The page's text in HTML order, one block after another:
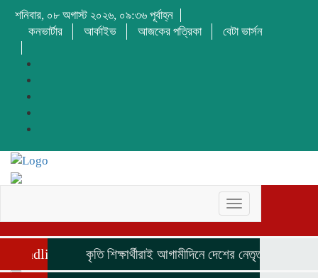
শনিবার, ০৮ অগাস্ট ২০২৬, ০৯:৩৬ পূর্বাহ্ন
কনভার্টার
আর্কাইভ আজকের পত্রিকা বেটা ভার্সন
Toggle
navigation
Headline কৃতি শিক্ষার্থীরাই আগামীদিনে দেশের নেতৃত্ব দিবে মনজুর